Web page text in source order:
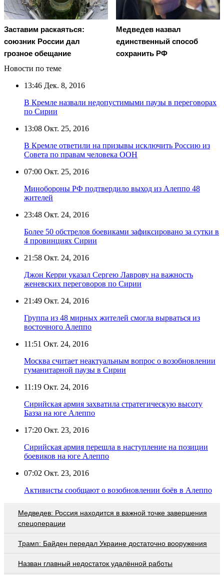
Заставим раскаяться:
союзник России дал
грозное обещание
Медведев назвал
единственный способ
сохранить РФ
Новости по теме
13:46 Дек. 8, 2016
В Кремле назвали недопустимыми паузы в переговорах
по Сирии
13:08 Окт. 25, 2016
В Кремле ответили на призывы исключить Россию из
Совета по правам человека ООН
07:00 Окт. 25, 2016
Минобороны РФ подтвердило выход из Алеппо 48
жителей
23:48 Окт. 24, 2016
Более 50 обстрелов боевиками зафиксировано за сутки в
4 провинциях Сирии
21:58 Окт. 24, 2016
Джон Керри указал Сергею Лаврову на важность
женевских переговоров по Сирии
21:49 Окт. 24, 2016
Группа из 48 мирных жителей смогла вырваться из
восточного Алеппо
11:51 Окт. 24, 2016
Москва считает неактуальным вопрос о возобновлении
гуманитарной паузы в Сирии
11:19 Окт. 24, 2016
Сирийская армия захватила стратегическую высоту
Базза на юге Алеппо
17:20 Окт. 23, 2016
Сирийская армия перешла в наступление на позиции
боевиков на юге Алеппо
07:02 Окт. 23, 2016
Активисты сообщают о возобновлении боёв в Алеппо
Медведев: Россия находится в важной точке завершения
спецоперации
Трамп: Байден передал Украине достаточно вооружения
Назван главный недостаток удалённой работы